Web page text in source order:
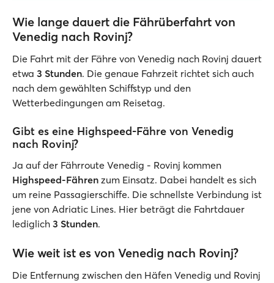
Wie lange dauert die Fährüberfahrt von
Venedig nach Rovinj?
Die Fahrt mit der Fähre von Venedig nach Rovinj dauert
etwa 3 Stunden. Die genaue Fahrzeit richtet sich auch
nach dem gewählten Schiffstyp und den
Wetterbedingungen am Reisetag.
Gibt es eine Highspeed-Fähre von Venedig
nach Rovinj?
Ja auf der Fährroute Venedig - Rovinj kommen
Highspeed-Fähren zum Einsatz. Dabei handelt es sich
um reine Passagierschiffe. Die schnellste Verbindung ist
jene von Adriatic Lines. Hier beträgt die Fahrtdauer
lediglich 3 Stunden.
Wie weit ist es von Venedig nach Rovinj?
Die Entfernung zwischen den Häfen Venedig und Rovinj